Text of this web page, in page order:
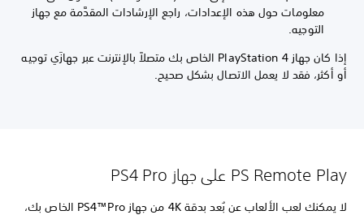
معلومات حول هذه الإعدادات، راجع الإرشادات المقدَّمة مع جهاز
التوجيه.
إذا كان جهاز PlayStation 4 الخاص بك متصلاً بالإنترنت عبر جهازَي توجيه
أو أكثر، فقد لا يعمل الاتصال بشكل صحيح.
PS Remote Play على جهاز PS4 Pro
لا يمكنك لعب الألعاب عن بُعد بدقة 4K من جهاز PS4™Pro الخاص بك،